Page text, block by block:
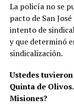
La policía no se
pacto de San
intento de
y que determinó
sindicalización.
Ustedes
Quinta de
Misiones?